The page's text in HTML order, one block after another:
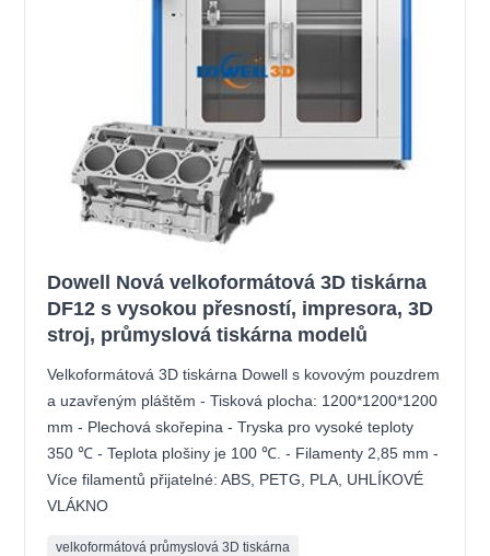
Dowell Nová velkoformátová 3D tiskárna
DF12 s vysokou přesností, impresora, 3D
stroj, průmyslová tiskárna modelů
Velkoformátová 3D tiskárna Dowell s kovovým pouzdrem
a uzavřeným pláštěm - Tisková plocha: 1200*1200*1200
mm - Plechová skořepina - Tryska pro vysoké teploty
350 ℃ - Teplota plošiny je 100 ℃. - Filamenty 2,85 mm -
Více filamentů přijatelné: ABS, PETG, PLA, UHLÍKOVÉ
VLÁKNO
velkoformátová průmyslová 3D tiskárna